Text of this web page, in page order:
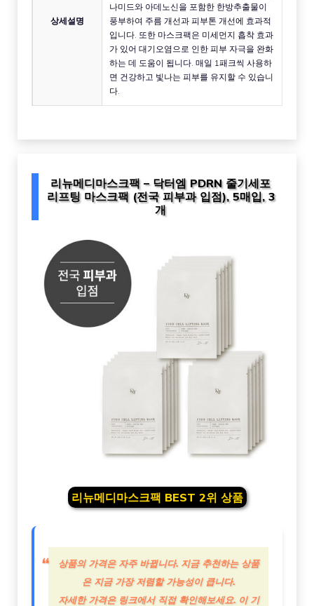
상세설명
나미드와 아데노신을 포함한 한방추출물이
풍부하여 주름 개선과 피부톤 개선에 효과적
입니다. 또한 마스크팩은 미세먼지 흡착 효과
가 있어 대기오염으로 인한 피부 자극을 완화
하는 데 도움이 됩니다. 매일 1패크씩 사용하
면 건강하고 빛나는 피부를 유지할 수 있습니
다.
리뉴메디마스크팩 – 닥터엠 PDRN 줄기세포
리프팅 마스크팩 (전국 피부과 입점), 5매입, 3
개
리뉴메디마스크팩 BEST 2위 상품
상품의 가격은 자주 바뀝니다. 지금 추천하는 상품
은 지금 가장 저렴할 가능성이 큽니다.
자세한 가격은 링크에서 직접 확인해보세요. 이 기